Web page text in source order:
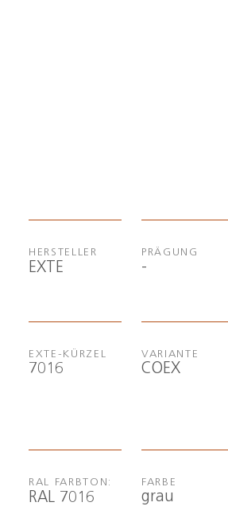
HERSTELLER
EXTE
EXTE-KÜRZEL
7016
PRÄGUNG
-
VARIANTE
COEX
RAL FARBTON:
RAL 7016
FARBE
grau